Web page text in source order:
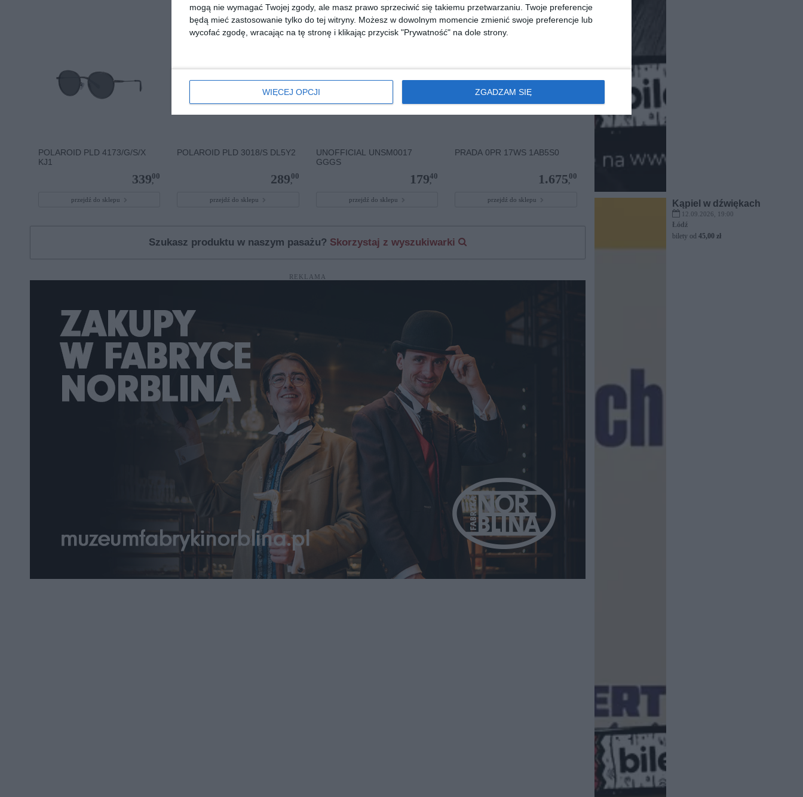
mogą nie wymagać Twojej zgody, ale masz prawo sprzeciwić się takiemu przetwarzaniu. Twoje preferencje
będą mieć zastosowanie tylko do tej witryny. Możesz w dowolnym momencie zmienić swoje preferencje lub
wycofać zgodę, wracając na tę stronę i klikając przycisk "Prywatność" na dole strony.
WIĘCEJ OPCJI ZGADZAM SIĘ
POLAROID PLD 4173/G/S/X
KJ1
339,
00
przejdź do sklepu
POLAROID PLD 3018/S DL5Y2
289,
00
przejdź do sklepu
UNOFFICIAL UNSM0017
GGGS
179,
40
przejdź do sklepu
PRADA 0PR 17WS 1AB5S0
1.675,
00
przejdź do sklepu
Szukasz produktu w naszym pasażu? Skorzystaj z wyszukiwarki
REKLAMA
Kąpiel w dźwiękach
12.09.2026, 19:00
Łódź
bilety od 45,00 zł